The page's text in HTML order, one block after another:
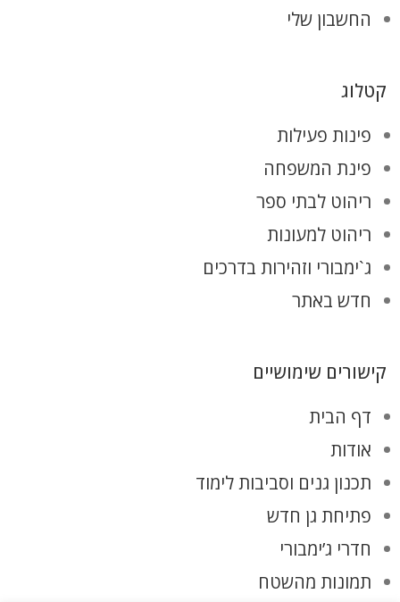
החשבון שלי
קטלוג
פינות פעילות
פינת המשפחה
ריהוט לבתי ספר
ריהוט למעונות
ג`ימבורי וזהירות בדרכים
חדש באתר
קישורים שימושיים
דף הבית
אודות
תכנון גנים וסביבות לימוד
פתיחת גן חדש
חדרי ג’ימבורי
תמונות מהשטח